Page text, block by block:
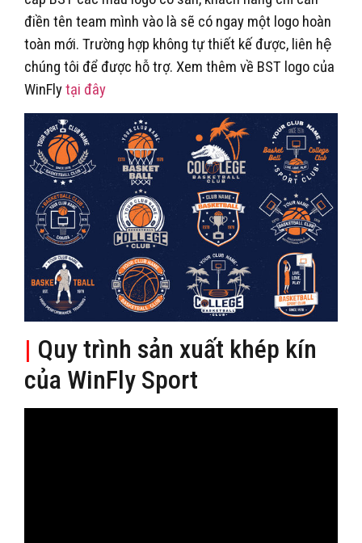
điền tên team mình vào là sẽ có ngay một logo hoàn
toàn mới. Trường hợp không tự thiết kế được, liên hệ
chúng tôi để được hỗ trợ. Xem thêm về BST logo của
WinFlytại đây
| Quy trình sản xuất khép kín
của WinFly Sport